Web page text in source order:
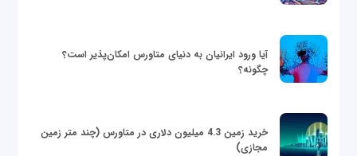
آیا ورود ایرانیان به دنیای متاورس امکان‌پذیر است؟
چگونه؟
خرید زمین 4.3 میلیون دلاری در متاورس (چند متر زمین
مجازی)